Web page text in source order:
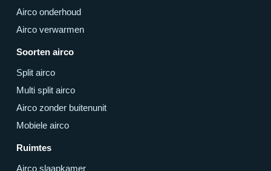
Airco onderhoud
Airco verwarmen
Soorten airco
Split airco
Multi split airco
Airco zonder buitenunit
Mobiele airco
Ruimtes
Airco slaapkamer